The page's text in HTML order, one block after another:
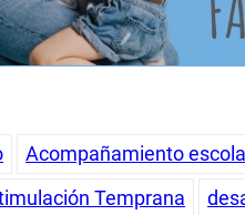
Acompañamiento
Temprana